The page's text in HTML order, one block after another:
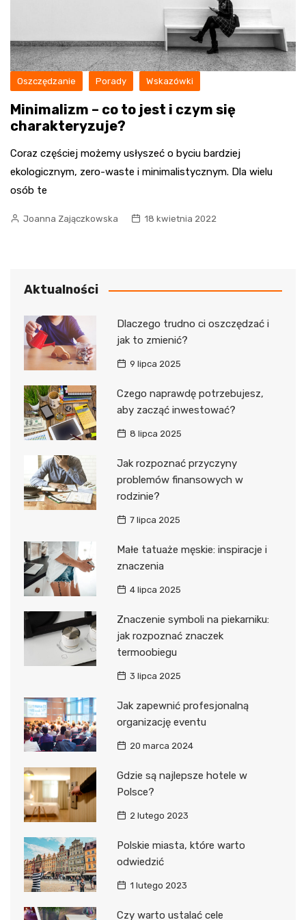
Oszczędzanie Porady Wskazówki
Minimalizm – co to jest i czym się
charakteryzuje?
Coraz częściej możemy usłyszeć o byciu bardziej
ekologicznym, zero-waste i minimalistycznym. Dla wielu
osób te
Joanna Zajączkowska 18 kwietnia 2022
Aktualności
Dlaczego trudno ci oszczędzać i
jak to zmienić?
9 lipca 2025
Czego naprawdę potrzebujesz,
aby zacząć inwestować?
8 lipca 2025
Jak rozpoznać przyczyny
problemów finansowych w
rodzinie?
7 lipca 2025
Małe tatuaże męskie: inspiracje i
znaczenia
4 lipca 2025
Znaczenie symboli na piekarniku:
jak rozpoznać znaczek
termoobiegu
3 lipca 2025
Jak zapewnić profesjonalną
organizację eventu
20 marca 2024
Gdzie są najlepsze hotele w
Polsce?
2 lutego 2023
Polskie miasta, które warto
odwiedzić
1 lutego 2023
Czy warto ustalać cele